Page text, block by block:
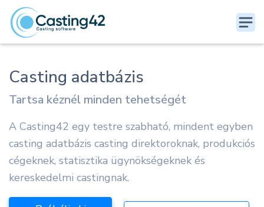
Casting adatbázis
Tartsa kéznél minden tehetségét
A Casting42 egy testre szabható, mindent egyben
casting adatbázis casting direktoroknak, produkciós
cégeknek, statisztika ügynökségeknek és
kereskedelmi castingnak.